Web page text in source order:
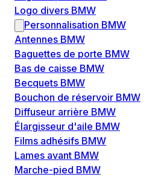
Logo divers BMW
Personnalisation BMW
Antennes BMW
Baguettes de porte BMW
Bas de caisse BMW
Becquets BMW
Bouchon de réservoir BMW
Diffuseur arrière BMW
Élargisseur d'aile BMW
Films adhésifs BMW
Lames avant BMW
Marche-pied BMW